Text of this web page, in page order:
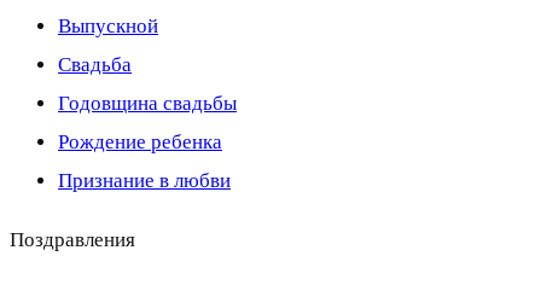
Выпускной
Свадьба
Годовщина свадьбы
Рождение ребенка
Признание в любви
Поздравления